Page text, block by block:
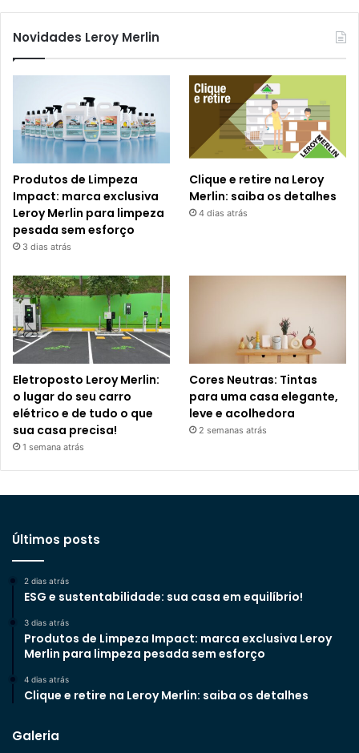
Novidades Leroy Merlin
Produtos de Limpeza
Impact: marca exclusiva
Leroy Merlin para limpeza
pesada sem esforço
3 dias atrás
Clique e retire na Leroy
Merlin: saiba os detalhes
4 dias atrás
Eletroposto Leroy Merlin:
o lugar do seu carro
elétrico e de tudo o que
sua casa precisa!
1 semana atrás
Cores Neutras: Tintas
para uma casa elegante,
leve e acolhedora
2 semanas atrás
Últimos posts
2 dias atrás
ESG e sustentabilidade: sua casa em equilíbrio!
3 dias atrás
Produtos de Limpeza Impact: marca exclusiva Leroy
Merlin para limpeza pesada sem esforço
4 dias atrás
Clique e retire na Leroy Merlin: saiba os detalhes
Galeria